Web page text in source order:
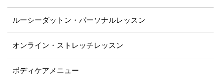
ルーシーダットン・パーソナルレッスン
オンライン・ストレッチレッスン
ボディケアメニュー